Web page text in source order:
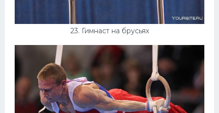
23. Гимнаст на брусьях